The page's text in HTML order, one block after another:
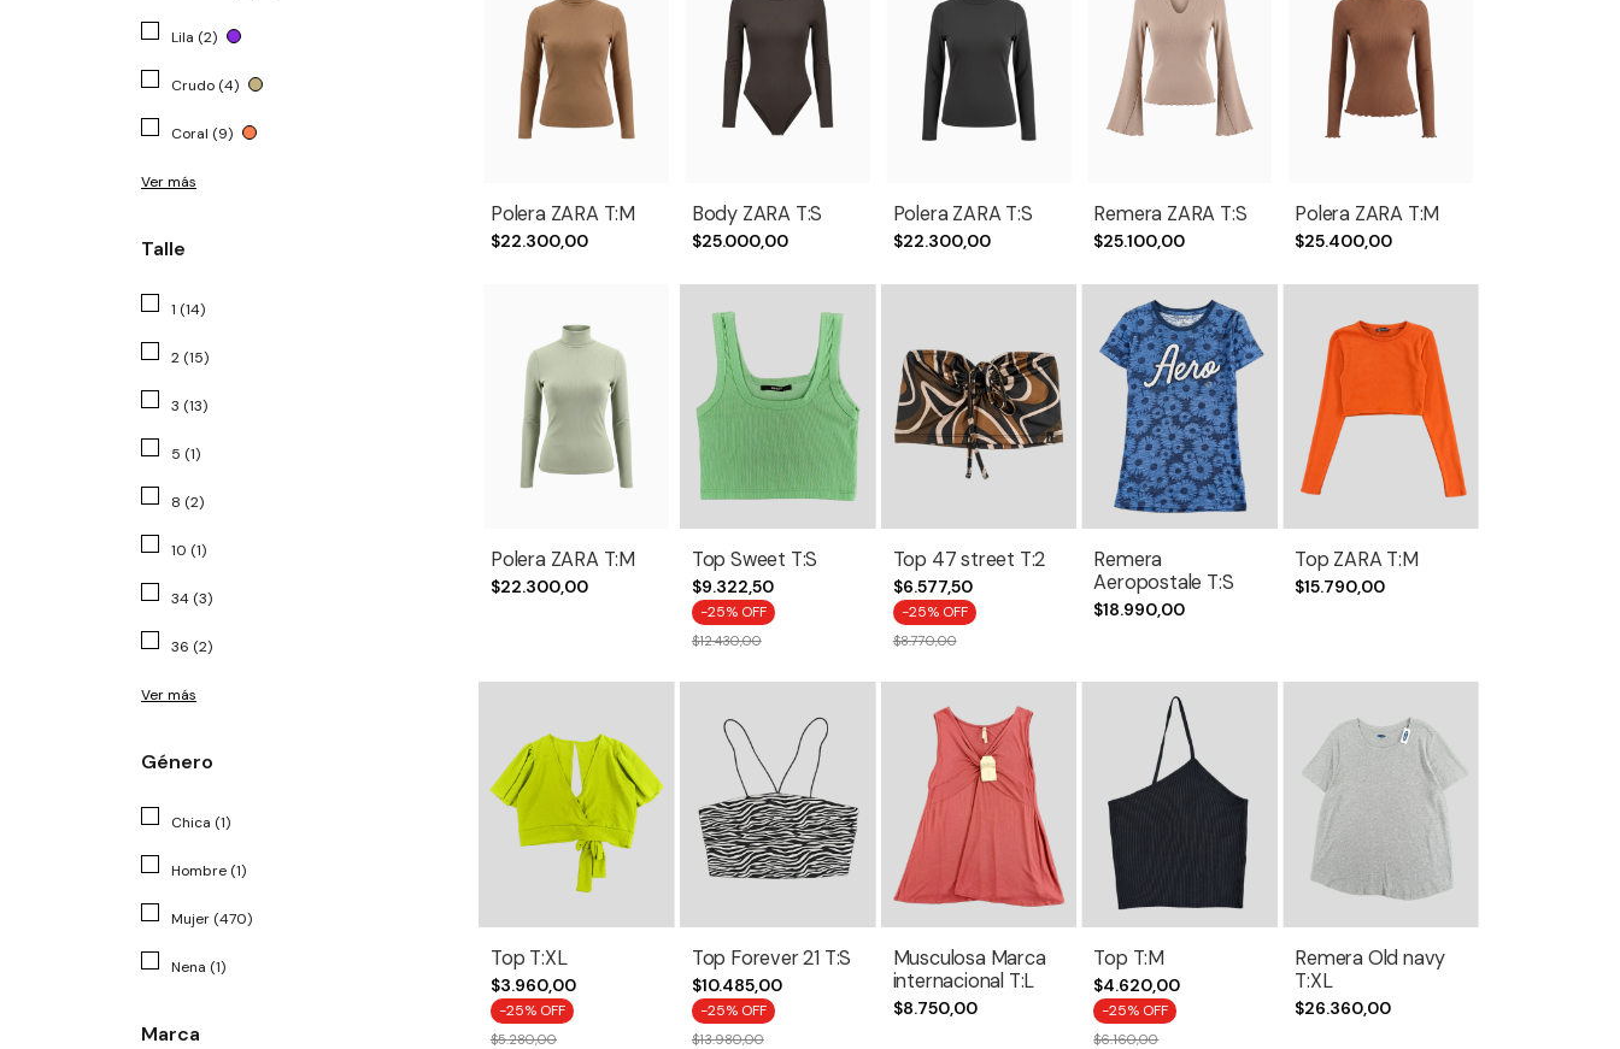
Lila (2)
Crudo (4)
Coral (9)
Ver más
Talle
1 (14)
2 (15)
3 (13)
5 (1)
8 (2)
10 (1)
34 (3)
36 (2)
Ver más
Género
Chica (1)
Hombre (1)
Mujer (470)
Nena (1)
Marca
Polera ZARA T:M
$22.300,00
Body ZARA T:S
$25.000,00
Polera ZARA T:S
$22.300,00
Remera ZARA T:S
$25.100,00
Polera ZARA T:M
$25.400,00
Polera ZARA T:M
$22.300,00
Top Sweet T:S
$9.322,50
-25% OFF
$12.430,00
Top 47 street T:2
$6.577,50
-25% OFF
$8.770,00
Remera
Aeropostale T:S
$18.990,00
Top ZARA T:M
$15.790,00
Top T:XL
$3.960,00
-25% OFF
$5.280,00
Top Forever 21 T:S
$10.485,00
-25% OFF
$13.980,00
Musculosa Marca
internacional T:L
$8.750,00
Top T:M
$4.620,00
-25% OFF
$6.160,00
Remera Old navy
T:XL
$26.360,00